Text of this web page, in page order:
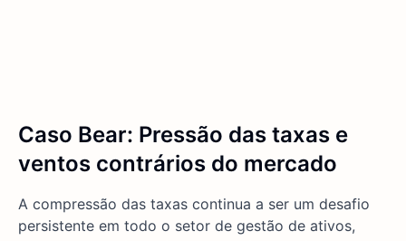
Caso Bear: Pressão das taxas e
ventos contrários do mercado
A compressão das taxas continua a ser um desafio
persistente em todo o setor de gestão de ativos,